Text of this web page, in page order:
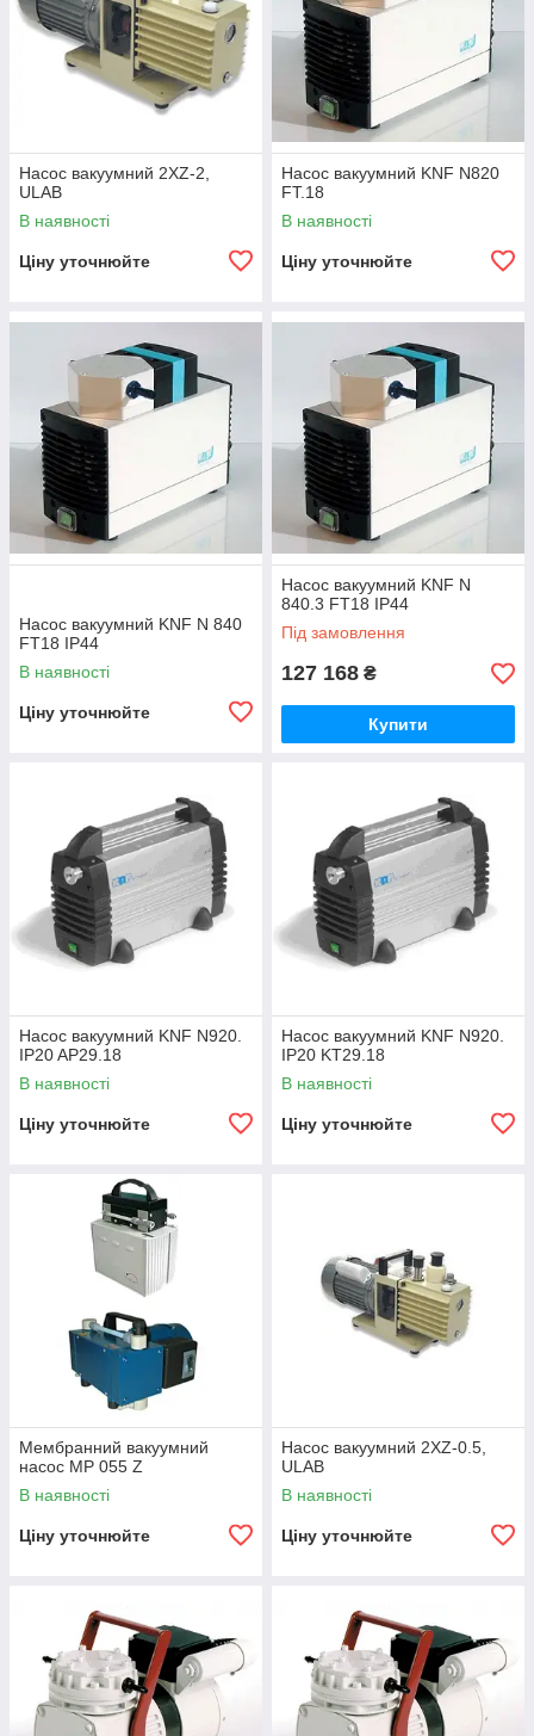
Насос вакуумний 2XZ-2,
ULAB
В наявності
Ціну уточнюйте
Насос вакуумний KNF N820
FT.18
В наявності
Ціну уточнюйте
Насос вакуумний KNF N 840
FT18 IP44
В наявності
Ціну уточнюйте
Насос вакуумний KNF N
840.3 FT18 IP44
Під замовлення
127 168 ₴
Купити
Насос вакуумний KNF N920.
IP20 AP29.18
В наявності
Ціну уточнюйте
Насос вакуумний KNF N920.
IP20 KT29.18
В наявності
Ціну уточнюйте
Мембранний вакуумний
насос MP 055 Z
В наявності
Ціну уточнюйте
Насос вакуумний 2XZ-0.5,
ULAB
В наявності
Ціну уточнюйте